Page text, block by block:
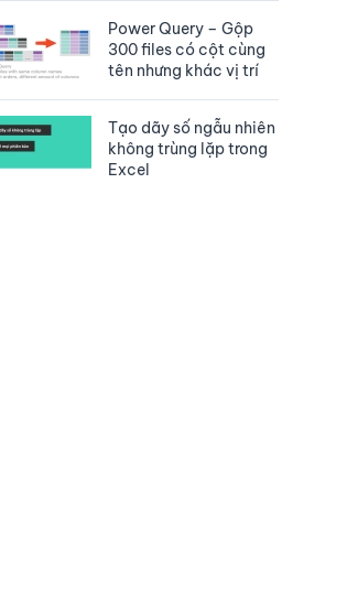
Power Query – Gộp
300 files có cột cùng
tên nhưng khác vị trí
Tạo dãy số ngẫu nhiên
không trùng lặp trong
Excel